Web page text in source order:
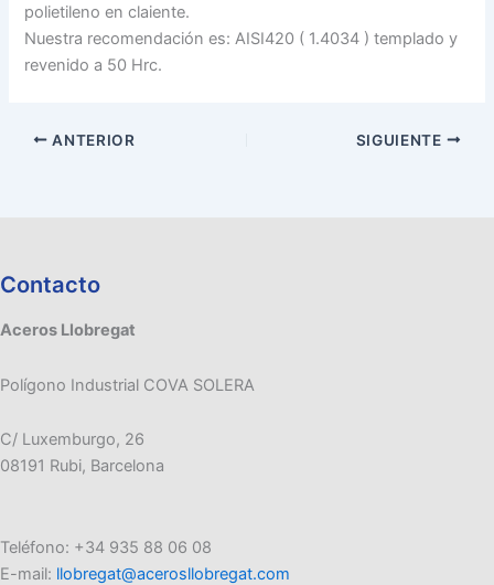
polietileno en claiente.
Nuestra recomendación es: AISI420 ( 1.4034 ) templado y
revenido a 50 Hrc.
ANTERIOR SIGUIENTE
Contacto
Aceros Llobregat
Polígono Industrial COVA SOLERA
C/ Luxemburgo, 26
08191 Rubi, Barcelona
Teléfono: +34 935 88 06 08
E-mail: llobregat@acerosllobregat.com